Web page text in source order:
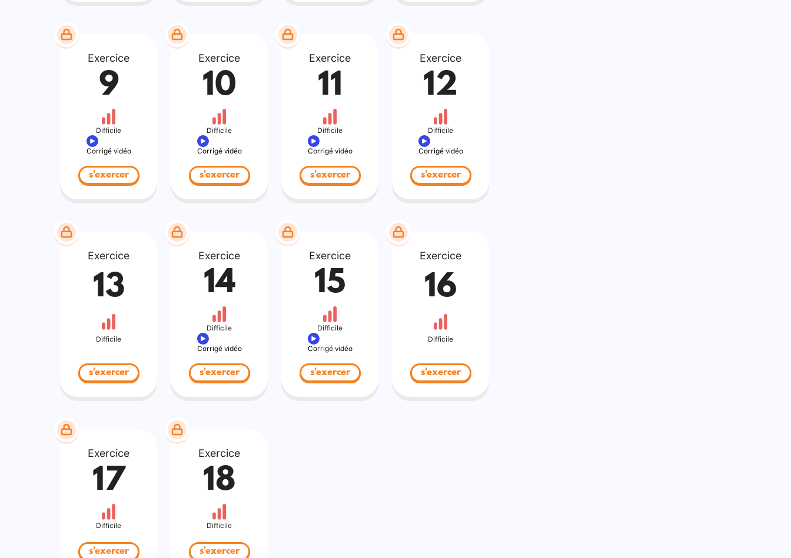
Exercice
9
Difficile
Corrigé vidéo
s'exercer
Exercice
10
Difficile
Corrigé vidéo
s'exercer
Exercice
11
Difficile
Corrigé vidéo
s'exercer
Exercice
12
Difficile
Corrigé vidéo
s'exercer
Exercice
13
Difficile
s'exercer
Exercice
14
Difficile
Corrigé vidéo
s'exercer
Exercice
15
Difficile
Corrigé vidéo
s'exercer
Exercice
16
Difficile
s'exercer
Exercice
17
Difficile
s'exercer
Exercice
18
Difficile
s'exercer